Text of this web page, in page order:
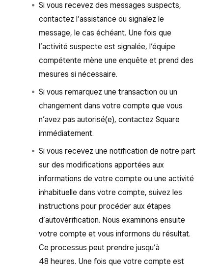
Si vous recevez des messages suspects,
contactez l’assistance ou signalez le
message, le cas échéant. Une fois que
l’activité suspecte est signalée, l’équipe
compétente mène une enquête et prend des
mesures si nécessaire.
Si vous remarquez une transaction ou un
changement dans votre compte que vous
n’avez pas autorisé(e), contactez Square
immédiatement.
Si vous recevez une notification de notre part
sur des modifications apportées aux
informations de votre compte ou une activité
inhabituelle dans votre compte, suivez les
instructions pour procéder aux étapes
d’autovérification. Nous examinons ensuite
votre compte et vous informons du résultat.
Ce processus peut prendre jusqu’à
48 heures. Une fois que votre compte est